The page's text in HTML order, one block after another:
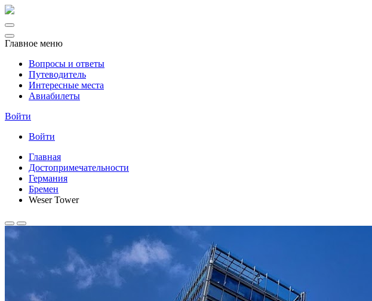
Главное меню
Вопросы и ответы
Путеводитель
Интересные места
Авиабилеты
Войти
Войти
Главная
Достопримечательности
Германия
Бремен
Weser Tower